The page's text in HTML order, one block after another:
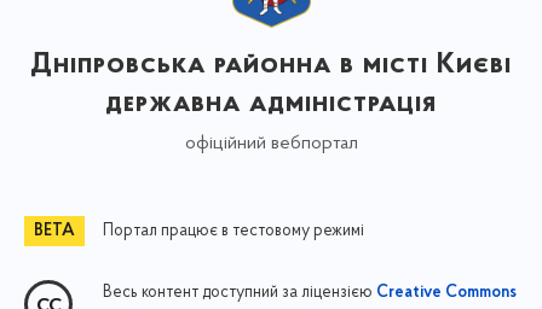
Дніпровська районна в місті Києві
державна адміністрація
офіційний вебпортал
Портал працює в тестовому режимі
Весь контент доступний за ліцензією Creative Commons